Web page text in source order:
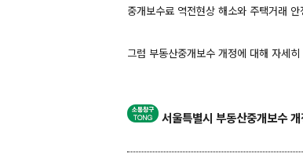
중개보수료 역전현상 해소와 주택거래
그럼 부동산중개보수 개정에 대해 자세
서울특별시 부동산중개보수